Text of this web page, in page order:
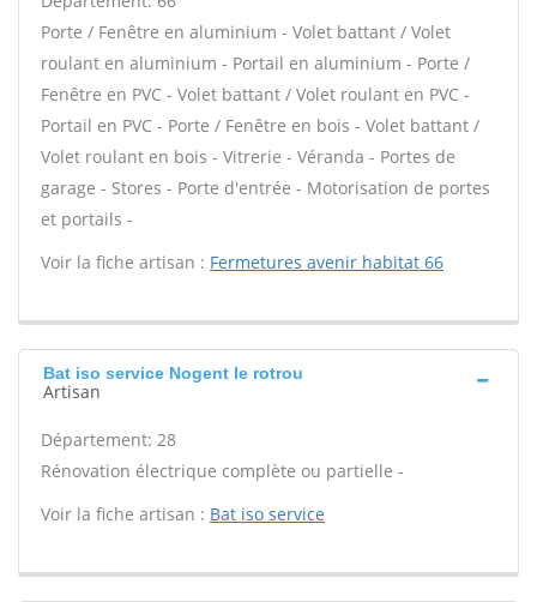
Porte / Fenêtre en aluminium - Volet battant / Volet
roulant en aluminium - Portail en aluminium - Porte /
Fenêtre en PVC - Volet battant / Volet roulant en PVC -
Portail en PVC - Porte / Fenêtre en bois - Volet battant /
Volet roulant en bois - Vitrerie - Véranda - Portes de
garage - Stores - Porte d'entrée - Motorisation de portes
et portails -
Voir la fiche artisan : Fermetures avenir habitat 66
Bat iso service Nogent le rotrou
Artisan
Département: 28
Rénovation électrique complète ou partielle -
Voir la fiche artisan : Bat iso service